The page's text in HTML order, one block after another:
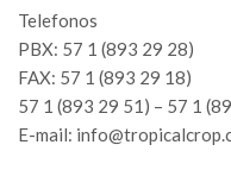
Telefonos
PBX: 57 1 (893 29 28)
FAX: 57 1 (893 29 18)
57 1 (893 29 51) – 57 1
E-mail: